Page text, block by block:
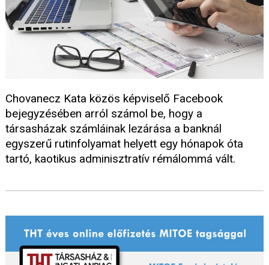
Chovanecz Kata közös képviselő Facebook
bejegyzésében arról számol be, hogy a
társasházak számláinak lezárása a banknál
egyszerű rutinfolyamat helyett egy hónapok óta
tartó, kaotikus adminisztratív rémálommá vált.